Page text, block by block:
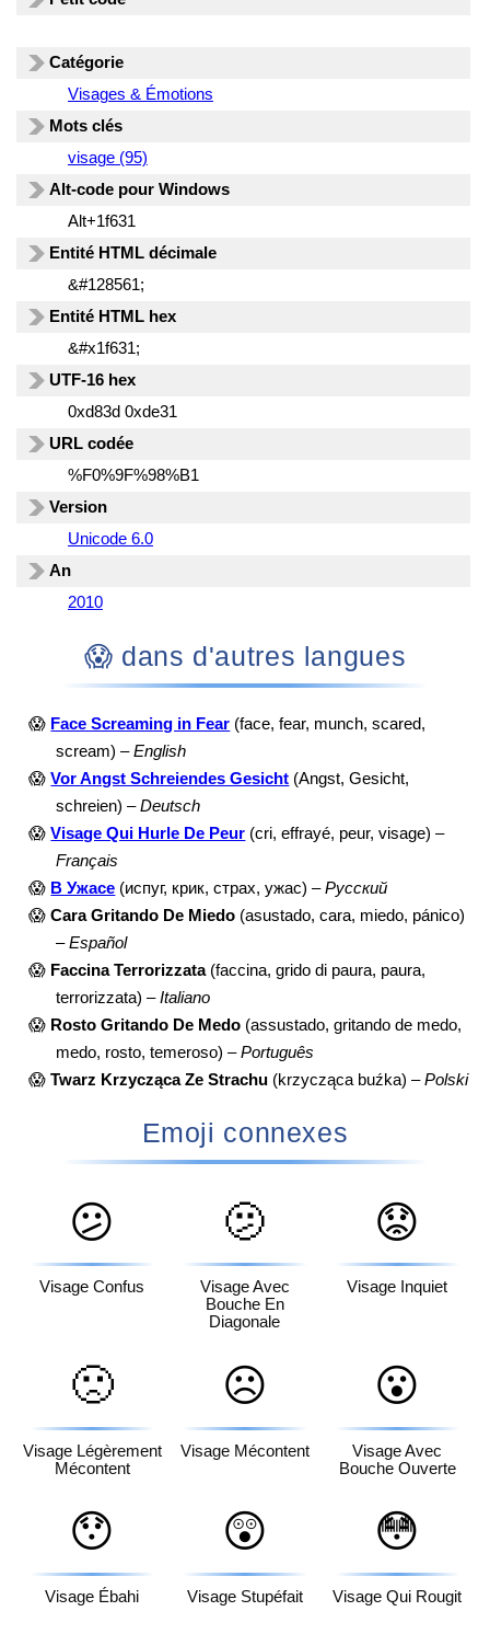
Catégorie
Visages & Émotions
Mots clés
visage (95)
Alt-code pour Windows
Alt+1f631
Entité HTML décimale
&#128561;
Entité HTML hex
&#x1f631;
UTF-16 hex
0xd83d 0xde31
URL codée
%F0%9F%98%B1
Version
Unicode 6.0
An
2010
😱 dans d'autres langues
😱 Face Screaming in Fear (face, fear, munch, scared,
scream) –English
😱 Vor Angst Schreiendes Gesicht (Angst, Gesicht,
schreien) –Deutsch
😱 Visage Qui Hurle De Peur (cri, effrayé, peur, visage) –
Français
😱 В Ужасе (испуг, крик, страх, ужас) –Русский
😱 Cara Gritando De Miedo (asustado, cara, miedo, pánico)
–Español
😱 Faccina Terrorizzata(faccina, grido di paura, paura,
terrorizzata) –Italiano
😱 Rosto Gritando De Medo (assustado, gritando de medo,
medo, rosto, temeroso) –Português
😱 Twarz Krzycząca Ze Strachu (krzycząca buźka) –Polski
Emoji connexes
😕
Visage Confus
🫤
Visage Avec
Bouche En
Diagonale
😟
Visage Inquiet
🙁
Visage Légèrement
Mécontent
☹️
Visage Mécontent
😮
Visage Avec
Bouche Ouverte
😯
Visage Ébahi
😲
Visage Stupéfait
😳
Visage Qui Rougit